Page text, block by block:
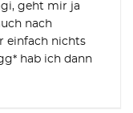
geht mir ja
nach
einfach nichts
hab ich dann